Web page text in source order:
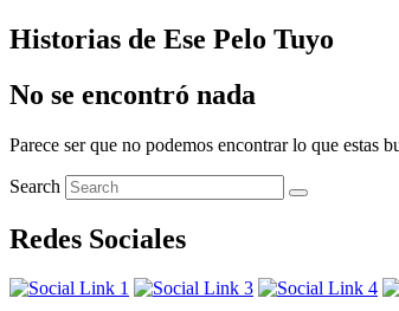
Historias de Ese Pelo Tuyo
No se encontró nada
Parece ser que no podemos encontrar lo que estas
Search
Redes Sociales